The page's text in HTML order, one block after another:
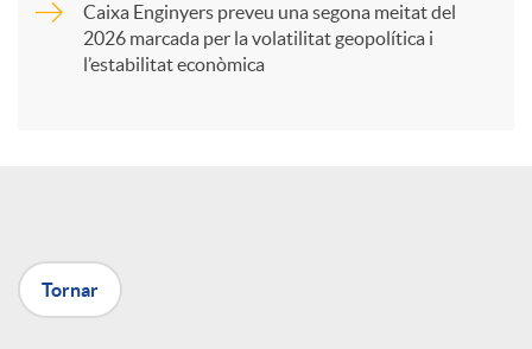
a
Caixa Enginyers preveu una segona meitat del
2026 marcada per la volatilitat geopolítica i
l’estabilitat econòmica
Tornar